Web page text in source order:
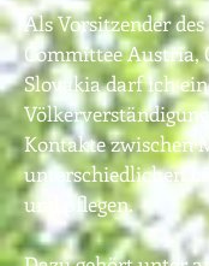
Als Vorsitzender
Committee Austria,
Slovakia darf ich
Kontakte zwischen
unterschiedlichen
und pflegen.